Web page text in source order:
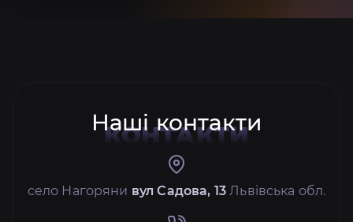
Наші контакти
КОНТАКТИ
село Нагоряни вул Садова, 13 Львівська обл.